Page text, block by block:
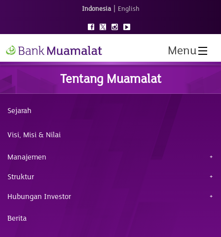
Indonesia | English
Menu
Tentang Muamalat
Sejarah
Visi, Misi & Nilai
Manajemen
Struktur
Hubungan Investor
Berita